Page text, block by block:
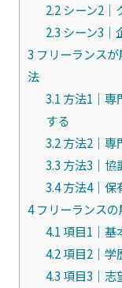
2.2シーン2｜
2.3 シーン3｜
3 フリーランス
法
3.1 方法1｜専
する
3.2方法2｜専
3.3 方法3｜協
3.4方法4｜保
4フリーランスの
4.1項目1｜基
4.2項目2｜学
4.3項目3｜志